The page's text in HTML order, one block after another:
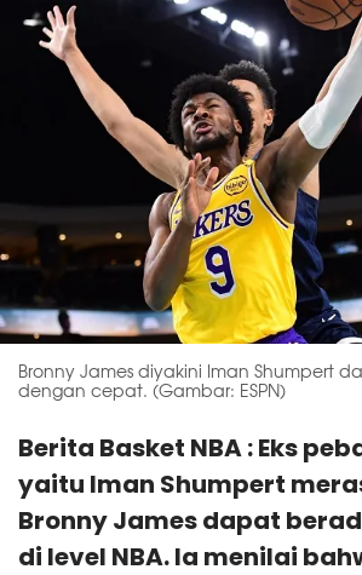
Bronny James diyakini Iman Shumpert
dengan cepat. (Gambar: ESPN)
Berita Basket NBA : Eks
yaitu Iman Shumpert
Bronny James dapat
di level NBA. Ia menilai